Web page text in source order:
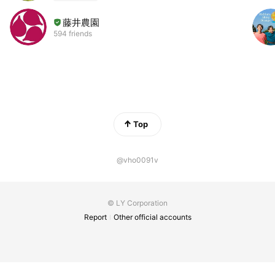
藤井農園
594 friends
Top
@vho0091v
© LY Corporation
Report
Other official accounts